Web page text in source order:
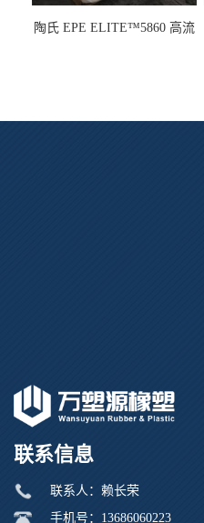
陶氏 EPE ELITE™5860 高流
联系信息
联系人：赖长荣
手机号：13686060223